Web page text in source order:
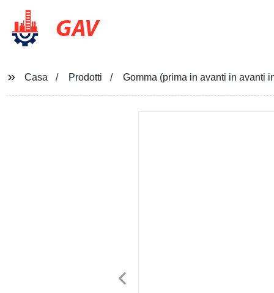
GAV
Casa Prodotti Gomma (prima in avanti in avanti